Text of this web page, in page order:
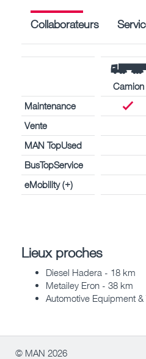
Collaborateurs
Camion
Maintenance
Vente
MAN TopUsed
BusTopService
eMobility (+)
Lieux proches
Diesel Hadera - 18 km
Metailey Eron - 38 km
Automotive Equipment
© MAN 2026